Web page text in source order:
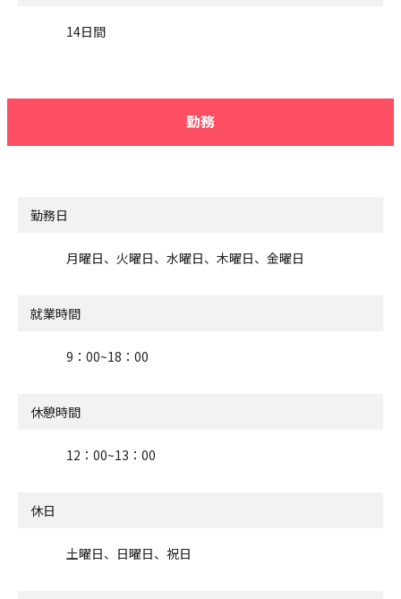
14日間
勤務
勤務日
月曜日、火曜日、水曜日、木曜日、金曜日
就業時間
9：00~18：00
休憩時間
12：00~13：00
休日
土曜日、日曜日、祝日